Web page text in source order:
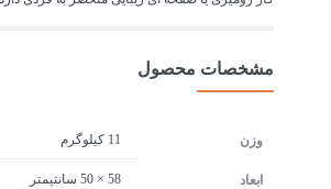
مشخصات محصول
وزن 11 کیلوگرم
ابعاد 58 × 50 سانتیمتر